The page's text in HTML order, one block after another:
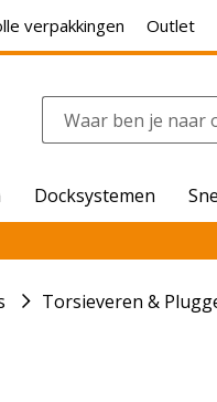
verpakkingen Outlet
Docksystemen
Torsieveren &